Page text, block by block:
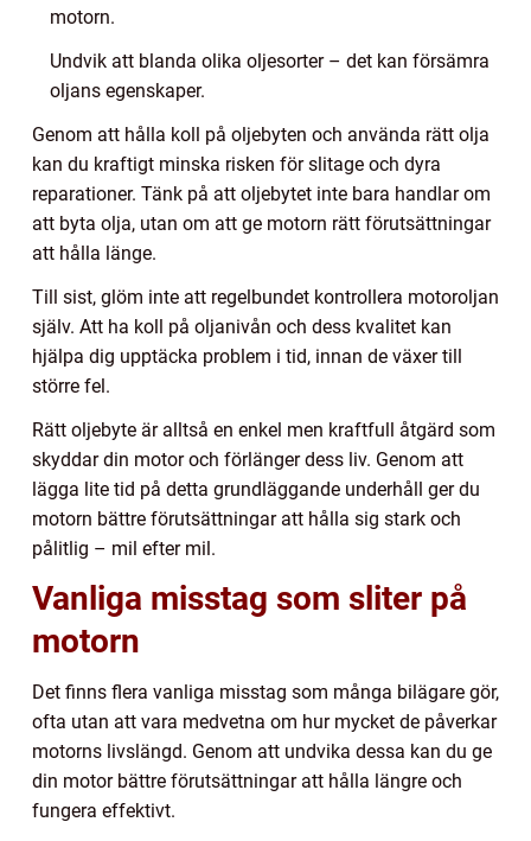
motorn.
Undvik att blanda olika oljesorter – det kan försämra
oljans egenskaper.
Genom att hålla koll på oljebyten och använda rätt olja
kan du kraftigt minska risken för slitage och dyra
reparationer. Tänk på att oljebytet inte bara handlar om
att byta olja, utan om att ge motorn rätt förutsättningar
att hålla länge.
Till sist, glöm inte att regelbundet kontrollera motoroljan
själv. Att ha koll på oljanivån och dess kvalitet kan
hjälpa dig upptäcka problem i tid, innan de växer till
större fel.
Rätt oljebyte är alltså en enkel men kraftfull åtgärd som
skyddar din motor och förlänger dess liv. Genom att
lägga lite tid på detta grundläggande underhåll ger du
motorn bättre förutsättningar att hålla sig stark och
pålitlig – mil efter mil.
Vanliga misstag som sliter på
motorn
Det finns flera vanliga misstag som många bilägare gör,
ofta utan att vara medvetna om hur mycket de påverkar
motorns livslängd. Genom att undvika dessa kan du ge
din motor bättre förutsättningar att hålla längre och
fungera effektivt.